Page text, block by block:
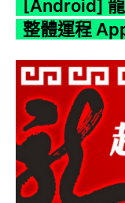
[Android]
整體運程